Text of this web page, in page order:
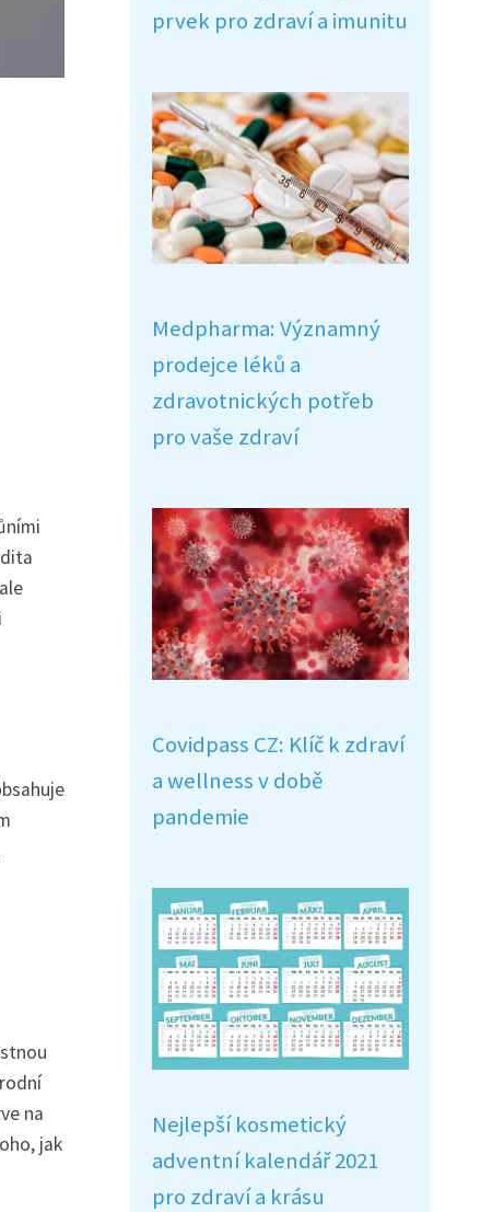
na
jak
prvek pro zdraví a imunitu
Medpharma: Významný
prodejce léků a
zdravotnických potřeb
pro vaše zdraví
Covidpass CZ: Klíč k zdraví
a wellness v době
pandemie
Nejlepší kosmetický
adventní kalendář 2021
pro zdraví a krásu